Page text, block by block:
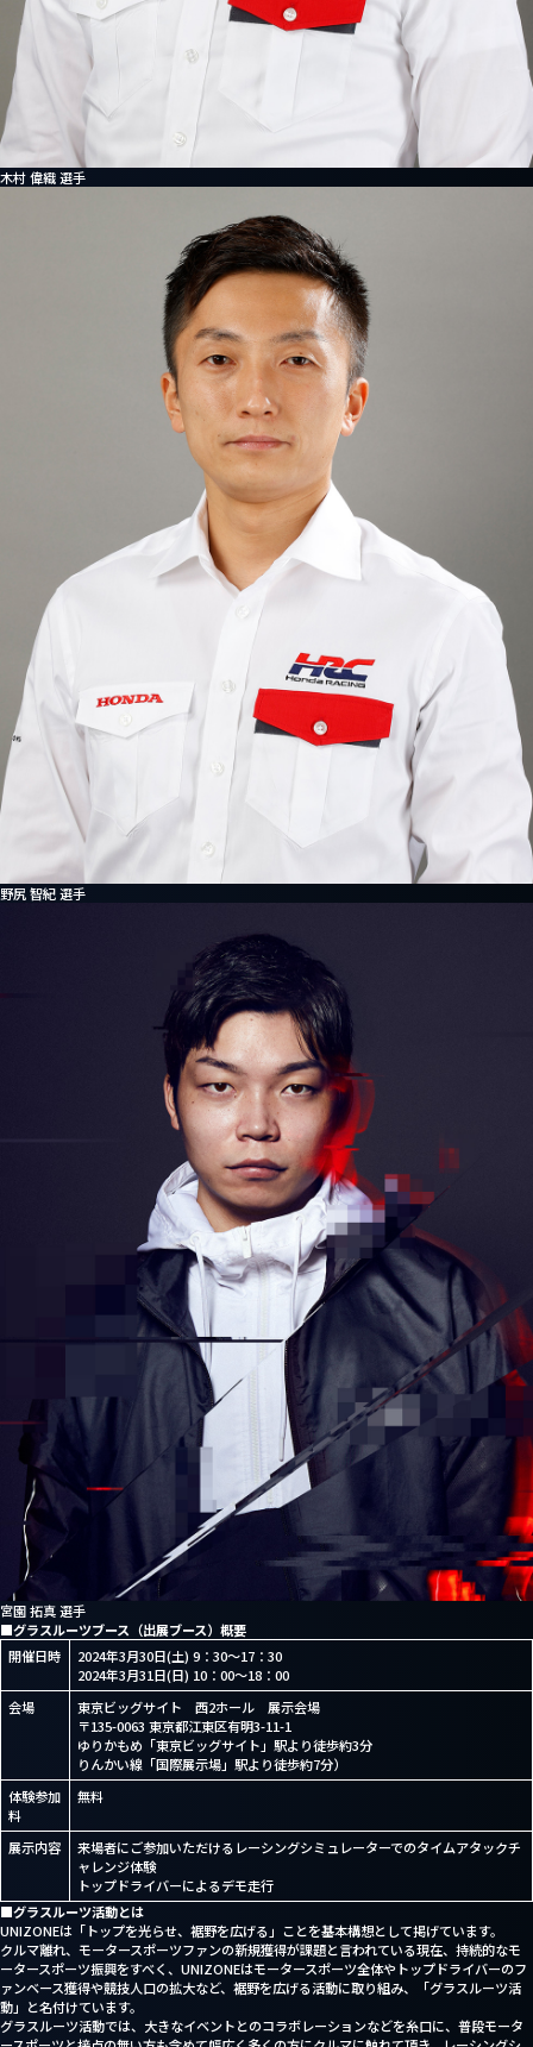
わせ
メディア掲載・取材に関するお問い合わせ
チーム・選手に関するお問い合わせ
木村 偉織 選手
野尻 智紀 選手
宮園 拓真 選手
■グラスルーツブース（出展ブース）概要
開催日時
2024年3月30日(土) 9：30～17：30
2024年3月31日(日) 10：00～18：00
会場
東京ビッグサイト 西2ホール 展示会場
〒135-0063 東京都江東区有明3-11-1
ゆりかもめ「東京ビッグサイト」駅より徒歩約3分
りんかい線「国際展示場」駅より徒歩約7分）
体験参加
料
無料
展示内容
来場者にご参加いただけるレーシングシミュレーターでのタイムアタックチ
ャレンジ体験
トップドライバーによるデモ走行
■グラスルーツ活動とは
UNIZONEは「トップを光らせ、裾野を広げる」ことを基本構想として掲げています。
クルマ離れ、モータースポーツファンの新規獲得が課題と言われている現在、持続的なモ
ータースポーツ振興をすべく、UNIZONEはモータースポーツ全体やトップドライバーのフ
ァンベース獲得や競技人口の拡大など、裾野を広げる活動に取り組み、「グラスルーツ活
動」と名付けています。
グラスルーツ活動では、大きなイベントとのコラボレーションなどを糸口に、普段モータ